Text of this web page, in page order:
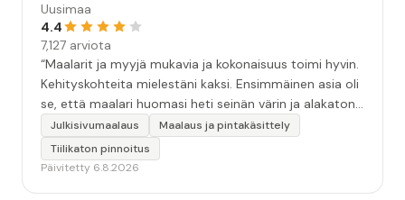
Uusimaa
4.4
7,127 arviota
“Maalarit ja myyjä mukavia ja kokonaisuus toimi hyvin.
Kehityskohteita mielestäni kaksi. Ensimmäinen asia oli
se, että maalari huomasi heti seinän värin ja alakaton
värin erot mitä en huomannut. Hyvä toki että siinä
kohtaa huomattu mutta toki optimaalisessa
tilanteessa myyjä olisi jo kiinnittänyt tähän huomiota.
Julkisivumaalaus
Maalaus ja pintakäsittely
Tiilikaton pinnoitus
Päivitetty 6.8.2026